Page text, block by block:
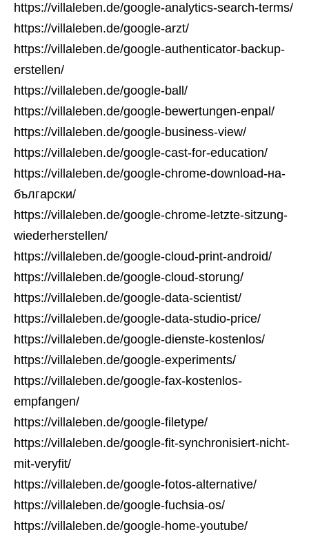
https://villaleben.de/google-analytics-search-terms/
https://villaleben.de/google-arzt/
https://villaleben.de/google-authenticator-backup-
erstellen/
https://villaleben.de/google-ball/
https://villaleben.de/google-bewertungen-enpal/
https://villaleben.de/google-business-view/
https://villaleben.de/google-cast-for-education/
https://villaleben.de/google-chrome-download-на-
български/
https://villaleben.de/google-chrome-letzte-sitzung-
wiederherstellen/
https://villaleben.de/google-cloud-print-android/
https://villaleben.de/google-cloud-storung/
https://villaleben.de/google-data-scientist/
https://villaleben.de/google-data-studio-price/
https://villaleben.de/google-dienste-kostenlos/
https://villaleben.de/google-experiments/
https://villaleben.de/google-fax-kostenlos-
empfangen/
https://villaleben.de/google-filetype/
https://villaleben.de/google-fit-synchronisiert-nicht-
mit-veryfit/
https://villaleben.de/google-fotos-alternative/
https://villaleben.de/google-fuchsia-os/
https://villaleben.de/google-home-youtube/